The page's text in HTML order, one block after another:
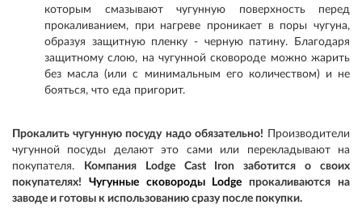
которым смазывают чугунную поверхность перед
прокаливанием, при нагреве проникает в поры чугуна,
образуя защитную пленку - черную патину. Благодаря
защитному слою, на чугунной сковороде можно жарить
без масла (или с минимальным его количеством) и не
бояться, что еда пригорит.
Прокалить чугунную посуду надо обязательно! Производители
чугунной посуды делают это сами или перекладывают на
покупателя.
Компания Lodge Cast Iron заботится о своих
покупателях! Чугунные сковороды Lodge прокаливаются на
заводе и готовы к использованию сразу после покупки.